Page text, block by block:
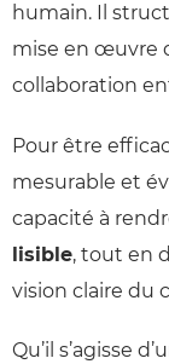
humain. Il
mise en œuvre
collaboration
Pour être
mesurable et
capacité à
lisible, tout en
vision claire du
Qu’il s’agisse